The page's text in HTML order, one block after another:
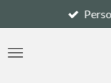
direct
naar